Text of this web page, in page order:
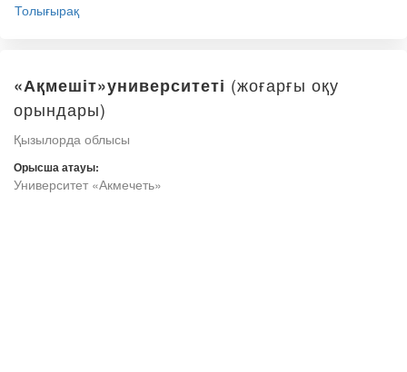
Толығырақ
«Ақмешіт»университеті (жоғарғы оқу
орындары)
Қызылорда облысы
Орысша атауы:
Университет «Акмечеть»